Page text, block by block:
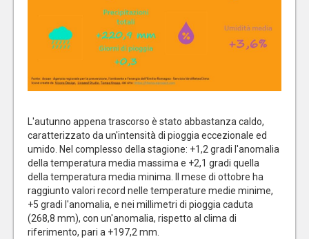
L'autunno appena trascorso è stato abbastanza caldo,
caratterizzato da un'intensità di pioggia eccezionale ed
umido. Nel complesso della stagione: +1,2 gradi l'anomalia
della temperatura media massima e +2,1 gradi quella
della temperatura media minima. Il mese di ottobre ha
raggiunto valori record nelle temperature medie minime,
+5 gradi l'anomalia, e nei millimetri di pioggia caduta
(268,8 mm), con un'anomalia, rispetto al clima di
riferimento, pari a +197,2 mm.